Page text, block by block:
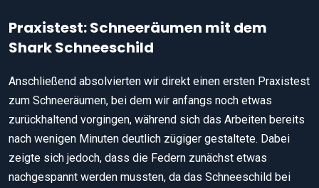
Praxistest: Schneeräumen mit dem
Shark Schneeschild
Anschließend absolvierten wir direkt einen ersten Praxistest
zum Schneeräumen, bei dem wir anfangs noch etwas
zurückhaltend vorgingen, während sich das Arbeiten bereits
nach wenigen Minuten deutlich zügiger gestaltete. Dabei
zeigte sich jedoch, dass die Federn zunächst etwas
nachgespannt werden mussten, da das Schneeschild bei